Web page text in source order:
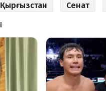
Қырғызстан Сенат